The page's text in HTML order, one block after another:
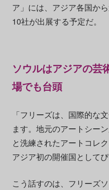
ア」には、アジア各国か
10社が出展する予定だ。
ソウルはアジアの芸
場でも台頭
「フリーズは、国際的な
ます。地元のアートシー
と洗練されたアートコレ
アジア初の開催国としてぴ
こう話すのは、フリーズ